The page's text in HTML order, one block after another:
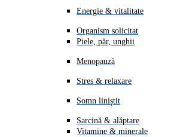
Energie & vitalitate
Organism solicitat
Piele, păr, unghii
Menopauză
Stres & relaxare
Somn liniștit
Sarcină & alăptare
Vitamine & minerale